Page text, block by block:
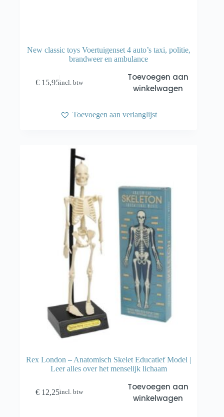
New classic toys Voertuigenset 4 auto’s taxi, politie,
brandweer en ambulance
€ 15,95incl. btw
Toevoegen aan
winkelwagen
Toevoegen aan verlanglijst
Rex London – Anatomisch Skelet Educatief Model |
Leer alles over het menselijk lichaam
€ 12,25incl. btw
Toevoegen aan
winkelwagen